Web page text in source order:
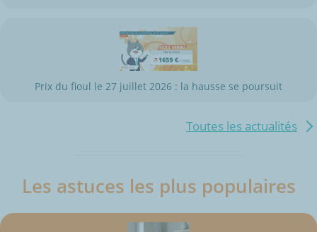
Prix du fioul le 27 juillet 2026 : la hausse se poursuit
Toutes les actualités
Les astuces les plus populaires